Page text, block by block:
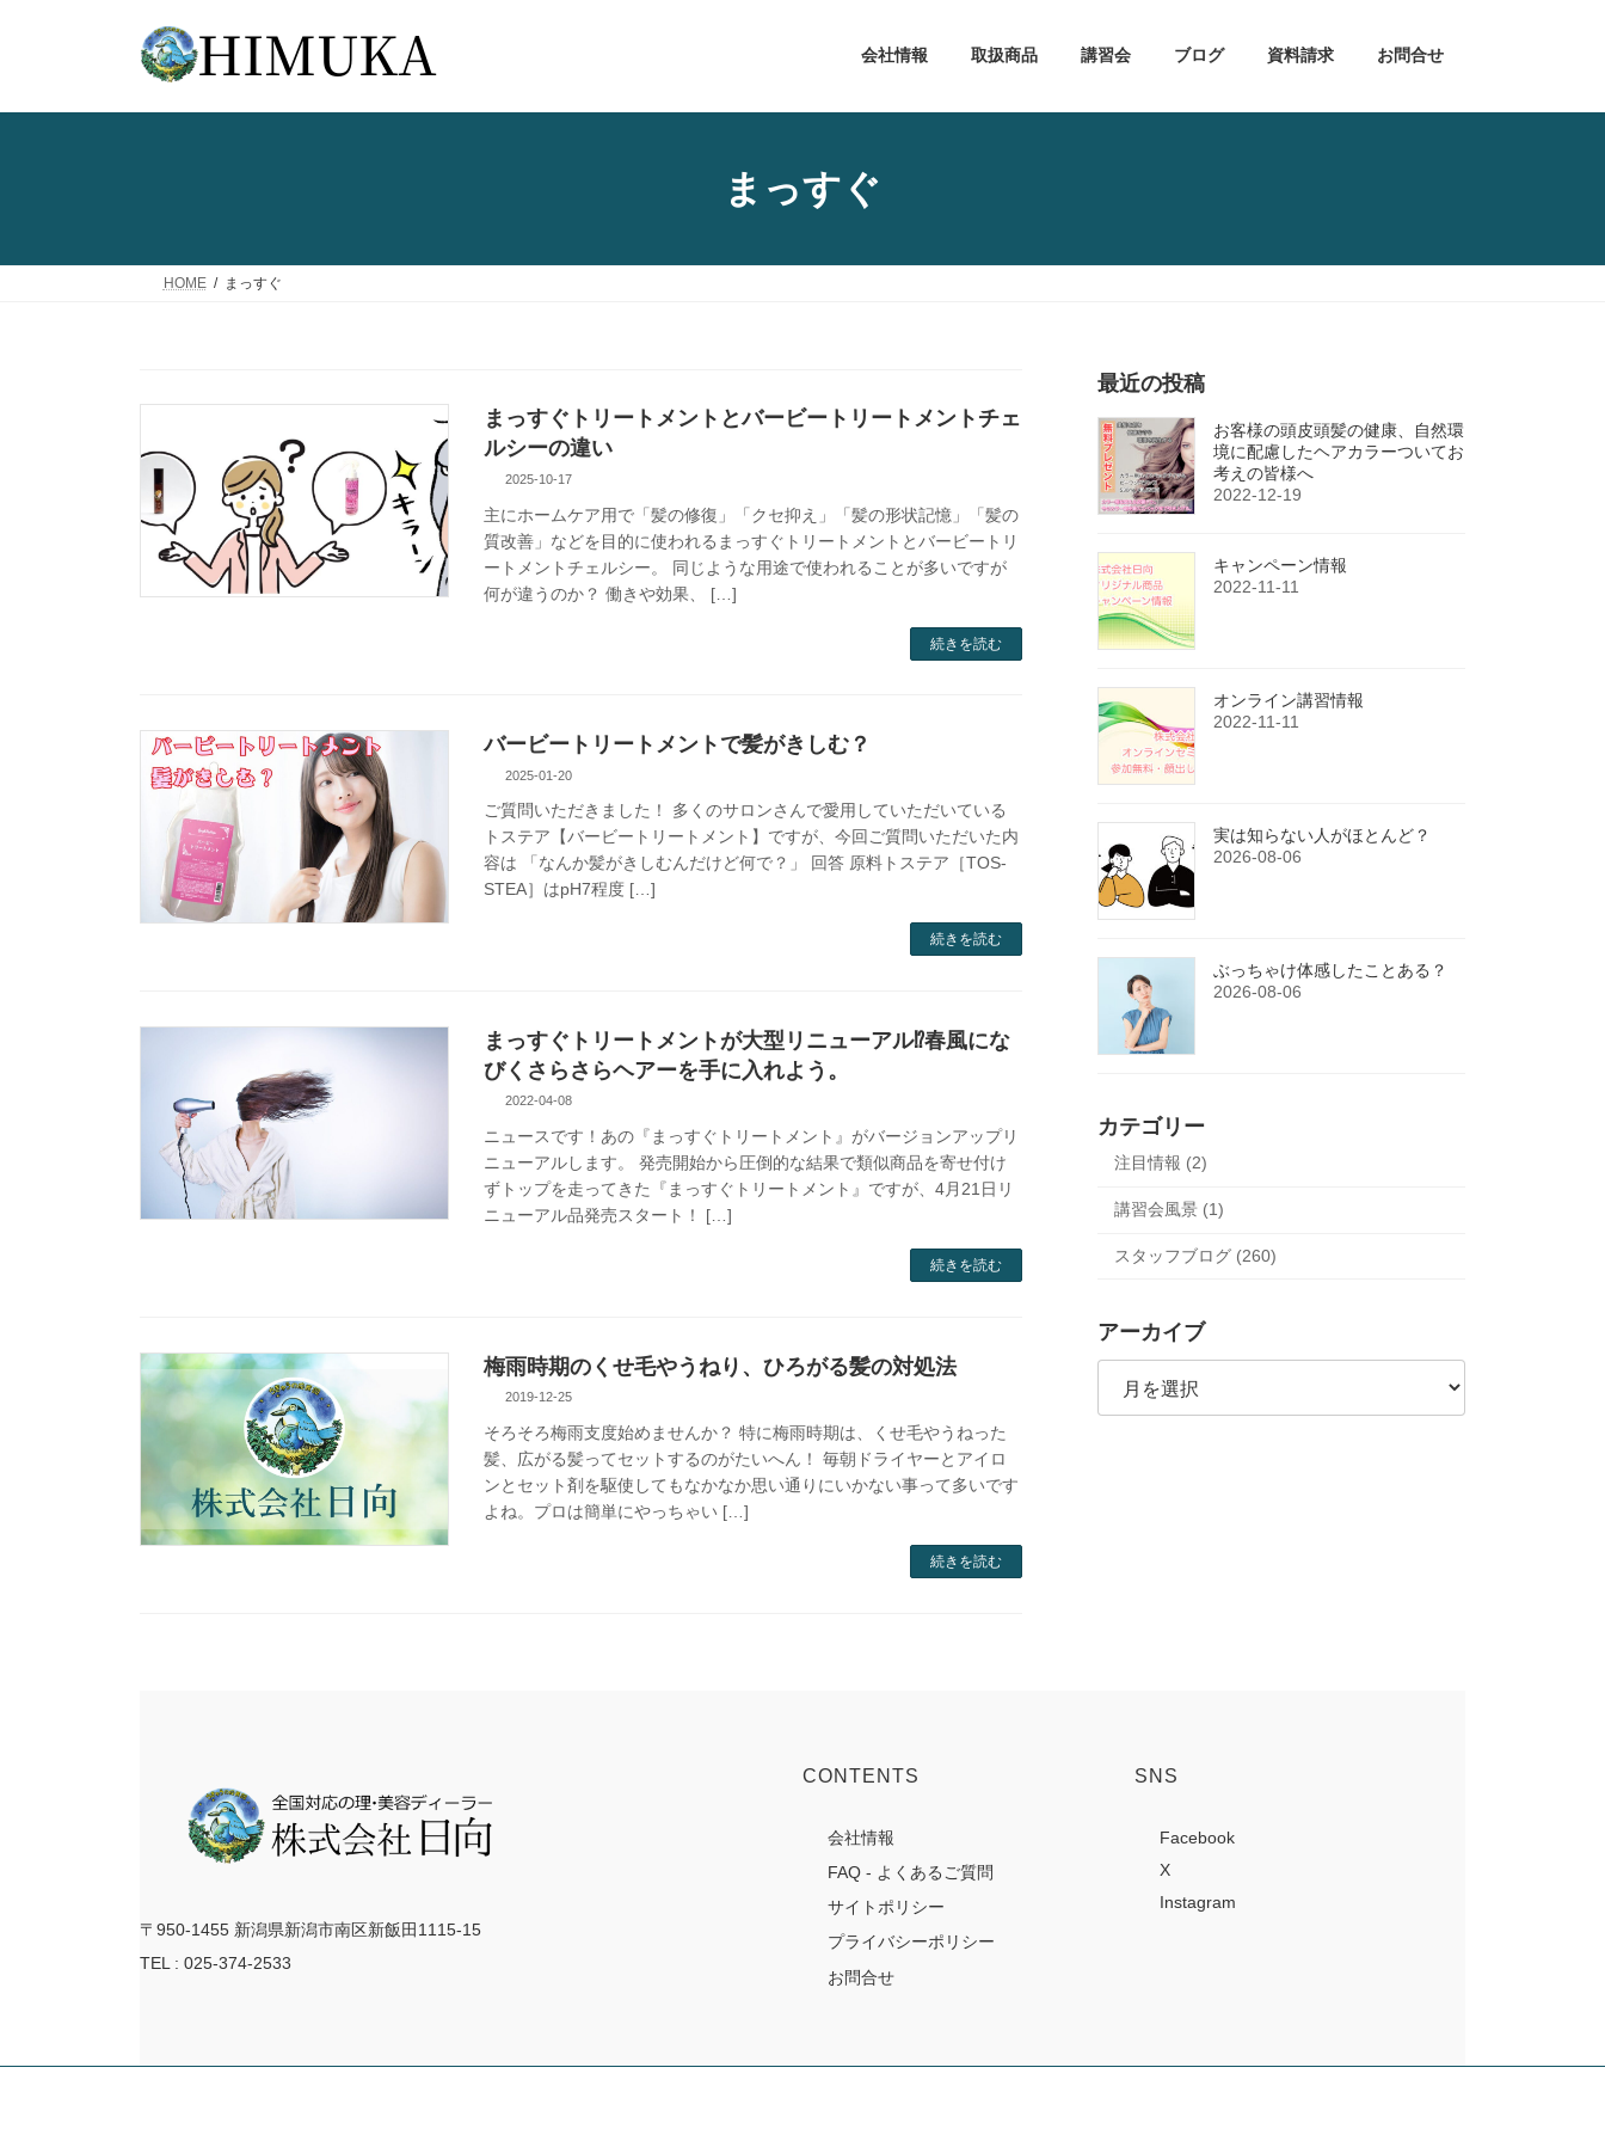
プ
動
会社情報 取扱商品 講習会 ブログ 資料請求 お問合せ
まっすぐ
HOME まっすぐ
まっすぐトリートメントとバービートリートメントチェ
ルシーの違い
2025-10-17
主にホームケア用で「髪の修復」「クセ抑え」「髪の形状記憶」「髪の
質改善」などを目的に使われるまっすぐトリートメントとバービートリ
ートメントチェルシー。 同じような用途で使われることが多いですが
何が違うのか？ 働きや効果、 […]
続きを読む
バービートリートメントで髪がきしむ？
2025-01-20
ご質問いただきました！ 多くのサロンさんで愛用していただいている
トステア【バービートリートメント】ですが、今回ご質問いただいた内
容は 「なんか髪がきしむんだけど何で？」 回答 原料トステア［TOS-
STEA］はpH7程度 […]
続きを読む
まっすぐトリートメントが大型リニューアル⁉春風にな
びくさらさらヘアーを手に入れよう。
2022-04-08
ニュースです！あの『まっすぐトリートメント』がバージョンアップリ
ニューアルします。 発売開始から圧倒的な結果で類似商品を寄せ付け
ずトップを走ってきた『まっすぐトリートメント』ですが、4月21日リ
ニューアル品発売スタート！ […]
続きを読む
梅雨時期のくせ毛やうねり、ひろがる髪の対処法
2019-12-25
そろそろ梅雨支度始めませんか？ 特に梅雨時期は、くせ毛やうねった
髪、広がる髪ってセットするのがたいへん！ 毎朝ドライヤーとアイロ
ンとセット剤を駆使してもなかなか思い通りにいかない事って多いです
よね。プロは簡単にやっちゃい […]
続きを読む
最近の投稿
お客様の頭皮頭髪の健康、自然環
境に配慮したヘアカラーついてお
考えの皆様へ
2022-12-19
キャンペーン情報
2022-11-11
オンライン講習情報
2022-11-11
実は知らない人がほとんど？
2026-08-06
ぶっちゃけ体感したことある？
2026-08-06
カテゴリー
注目情報 (2)
講習会風景 (1)
スタッフブログ (260)
アーカイブ
ア
カ
〒950-1455 新潟県新潟市南区新飯田1115-15
TEL : 025-374-2533
CONTENTS
会社情報
FAQ - よくあるご質問
サイトポリシー
プライバシーポリシー
お問合せ
SNS
Facebook
X
Instagram